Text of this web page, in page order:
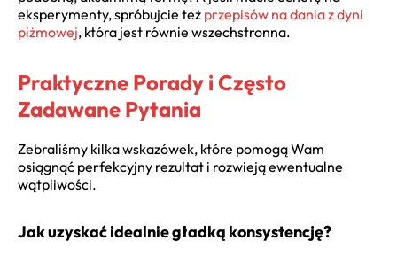
eksperymenty, spróbujcie też przepisów na dania z dyni
piżmowej, która jest równie wszechstronna.
Praktyczne Porady i Często
Zadawane Pytania
Zebraliśmy kilka wskazówek, które pomogą Wam
osiągnąć perfekcyjny rezultat i rozwieją ewentualne
wątpliwości.
Jak uzyskać idealnie gładką konsystencję?